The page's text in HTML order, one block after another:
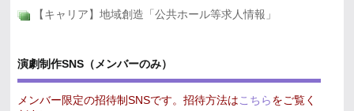
【キャリア】地域創造「公共ホール等求人情報」
演劇制作SNS（メンバーのみ）
メンバー限定の招待制SNSです。招待方法は こちら をご覧く